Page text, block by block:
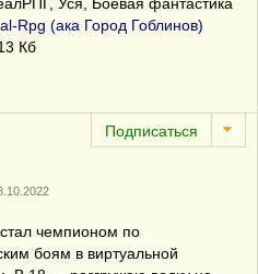
Rpg (ака Город Гоблинов)
Кб
чемпионом по
боям в виртуальной